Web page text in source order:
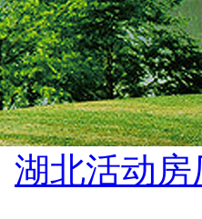
湖北活动房